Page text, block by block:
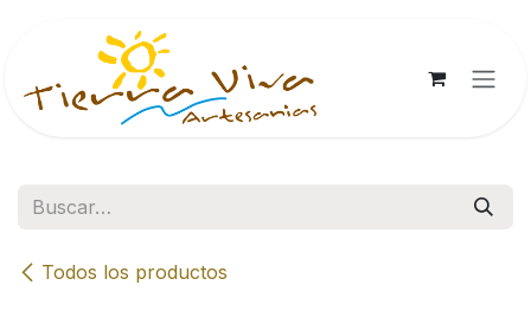
Todos los productos